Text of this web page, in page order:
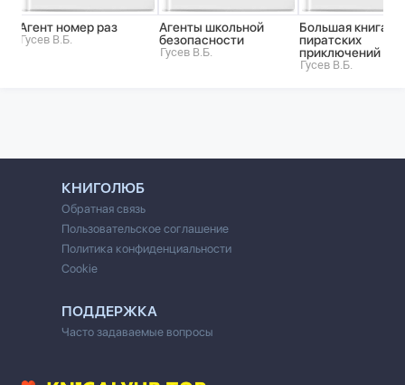
Агент номер раз
Гусев В.Б.
Агенты школьной
безопасности
Гусев В.Б.
Большая книга
пиратских
приключений
Гусев В.Б.
КНИГОЛЮБ
Обратная связь
Пользовательское соглашение
Политика конфиденциальности
Cookie
ПОДДЕРЖКА
Часто задаваемые вопросы